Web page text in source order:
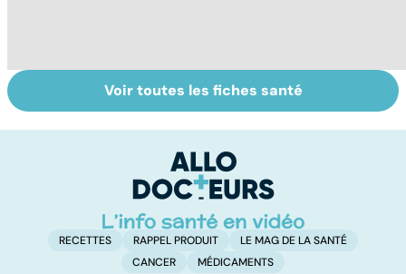
Le magnésium,
un oligo-élément
Intestin irritable :
le régime
solution ?
Voir toutes les fiches santé
RECETTES RAPPEL PRODUIT
LE MAG DE LA SANTÉ
CANCER
MÉDICAMENTS